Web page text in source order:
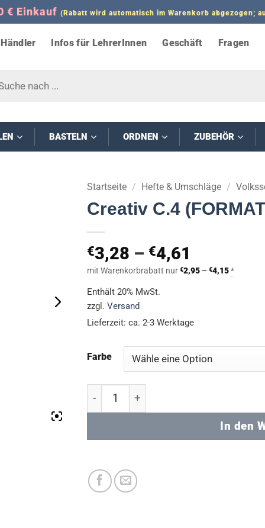
€ Einkauf (Rabatt wird automatisch im Warenkorb abgezogen;
Händler Infos für LehrerInnen Geschäft Fragen
BASTELN ORDNEN ZUBEHÖR
Startseite / Hefte & Umschläge /
Creativ C.4
€3,28 – €4,61
€3,28
mit Warenkorbrabatt nur€2,95 –€4,15*
Enthält 20% MwSt.
zzgl.Versand
Lieferzeit: ca. 2-3 Werktage
Farbe
Creativ C.4 (FORMATI) Quart Menge
In den